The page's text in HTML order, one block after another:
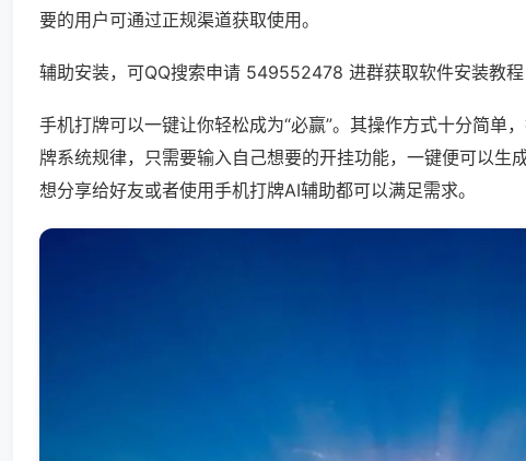
要的用户可通过正规渠道获取使用。
辅助安装，可QQ搜索申请 549552478 进群获取软件安装教程
手机打牌可以一键让你轻松成为“必赢”。其操作方式十分简单
牌系统规律，只需要输入自己想要的开挂功能，一键便可以生
想分享给好友或者使用手机打牌AI辅助都可以满足需求。